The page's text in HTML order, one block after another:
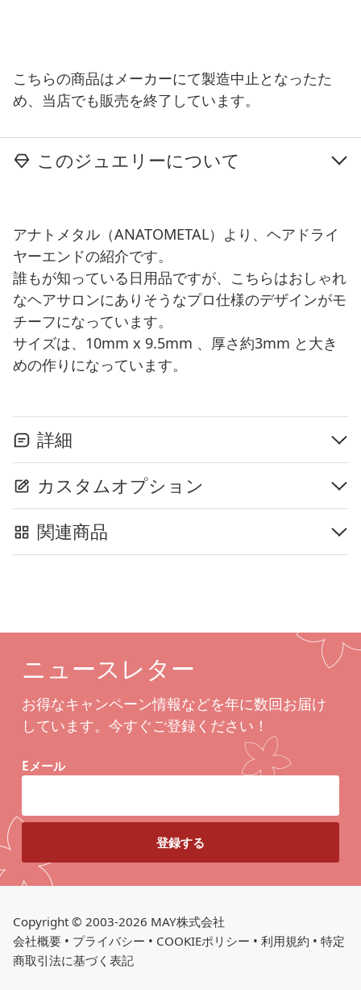
こちらの商品はメーカーにて製造中止となったた
め、当店でも販売を終了しています。
このジュエリーについて
アナトメタル（ANATOMETAL）より、ヘアドライ
ヤーエンドの紹介です。
誰もが知っている日用品ですが、こちらはおしゃれ
なヘアサロンにありそうなプロ仕様のデザインがモ
チーフになっています。
サイズは、10mm x 9.5mm 、厚さ約3mm と大き
めの作りになっています。
詳細
カスタムオプション
関連商品
ニュースレター
お得なキャンペーン情報などを年に数回お届け
しています。今すぐご登録ください！
Eメール
Copyright © 2003-2026 MAY株式会社
会社概要 • プライバシー • COOKIEポリシー • 利用規約 • 特定
商取引法に基づく表記